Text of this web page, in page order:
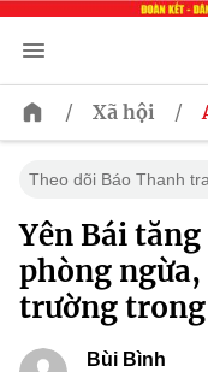
/ Xã hội /
Theo dõi Báo Thanh
Yên Bái
phòng
trường trong
Bùi Bình